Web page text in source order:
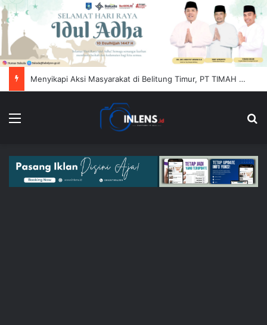
Menyikapi Aksi Masyarakat di Belitung Timur, PT TIMAH (Persero) Tbk Himbau Jaga Kondusifitas
Menu